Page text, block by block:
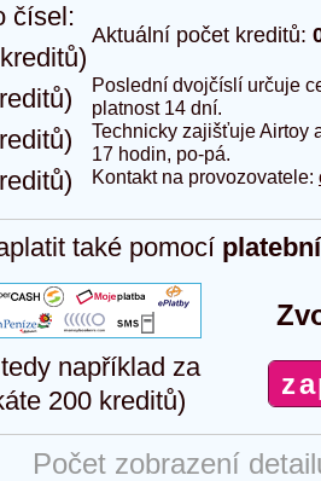
čísel:
Aktuální počet kreditů:
Poslední dvojčíslí určuje
platnost 14 dní.
Technicky zajišťuje Airtoy
17 hodin, po-pá.
Kontakt na provozovatele:
také pomocí
například za
200 kreditů)
Počet zobrazení